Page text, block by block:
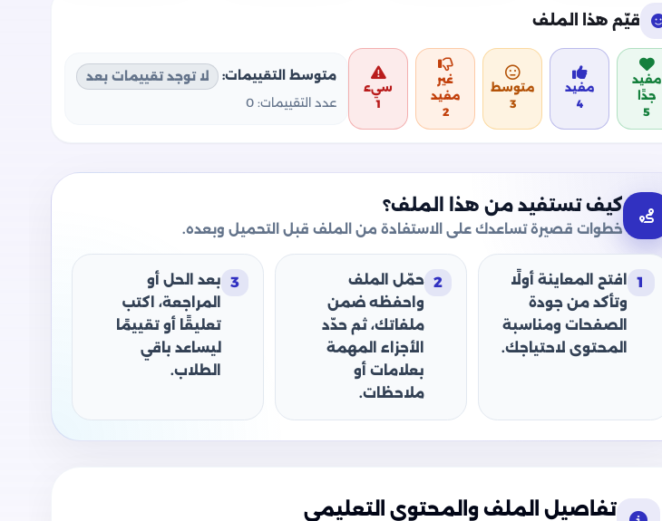
قيّم هذا الملف
مفيد
جدًا
5
مفيد
4
متوسط
3
غير
مفيد
2
سيء
1
متوسط التقييمات:
لا توجد تقييمات بعد
عدد التقييمات: 0
كيف تستفيد من هذا الملف؟
خطوات قصيرة تساعدك على الاستفادة من الملف قبل التحميل وبعده.
1
افتح المعاينة أولًا
وتأكد من جودة
الصفحات ومناسبة
المحتوى لاحتياجك.
2 حمّل الملف
واحفظه ضمن
ملفاتك، ثم حدّد
الأجزاء المهمة
بعلامات أو
ملاحظات.
3
بعد الحل أو
المراجعة، اكتب
تعليقًا أو تقييمًا
ليساعد باقي
الطلاب.
تفاصيل الملف والمحتوى التعليمي